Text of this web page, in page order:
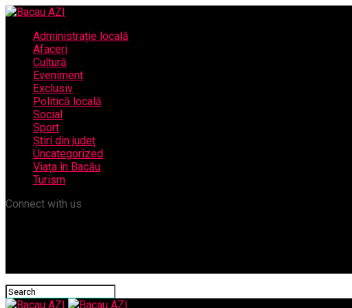
Administrație locală
Afaceri
Cultură
Eveniment
Exclusiv
Politică locală
Social
Sport
Știri din județ
Uncategorized
Viața în Bacău
Turism
Connect with us